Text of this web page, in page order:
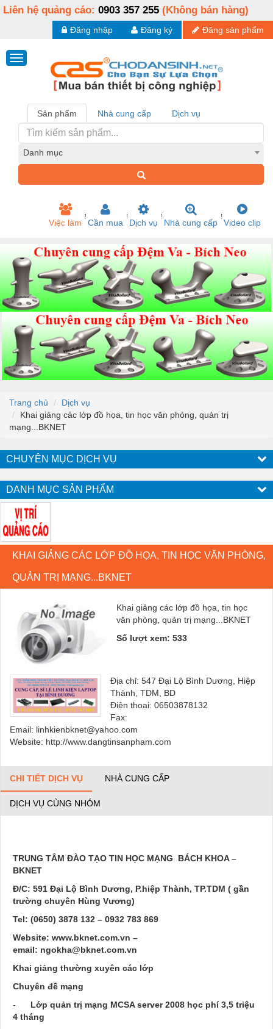
Liên hệ quảng cáo: 0903 357 255 (Không bán hàng)
Đăng sản phẩm
Đăng ký
Đăng nhập
Sản phẩm Nhà cung cấp Dịch vụ
Danh mục
Việc làm Cần mua Dịch vụ Nhà cung cấp Video clip
Trang chủ
Dịch vụ
Khai giảng các lớp đồ họa, tin học văn phòng, quản trị
mạng...BKNET
CHUYÊN MỤC DỊCH VỤ
DANH MỤC SẢN PHẨM
KHAI GIẢNG CÁC LỚP ĐỒ HỌA, TIN HỌC VĂN PHÒNG,
QUẢN TRỊ MẠNG...BKNET
Khai giảng các lớp đồ họa, tin học
văn phòng, quản trị mạng...BKNET
Số lượt xem: 533
Địa chỉ: 547 Đại Lộ Bình Dương, Hiệp
Thành, TDM, BD
Điện thoại: 06503878132
Fax:
Email: linhkienbknet@yahoo.com
Website: http://www.dangtinsanpham.com
CHI TIẾT DỊCH VỤ NHÀ CUNG CẤP
DỊCH VỤ CÙNG NHÓM
TRUNG TÂM ĐÀO TẠO TIN HỌC MẠNG BÁCH KHOA –
BKNET
Đ/C: 591 Đại Lộ Bình Dương, P.hiệp Thành, TP.TDM ( gần
trường chuyên Hùng Vương)
Tel: (0650) 3878 132 – 0932 783 869
Website: www.bknet.com.vn –
email: ngokha@bknet.com.vn
Khai giảng thường xuyên các lớp
Chuyên đề mạng
- Lớp quản trị mạng MCSA server 2008 học phí 3,5 triệu
4 tháng